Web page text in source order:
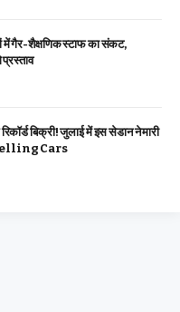
में गैर-शैक्षणिक स्टाफ का संकट,
बिक्री! जुलाई में इस सेडान ने मारी
Selling Cars